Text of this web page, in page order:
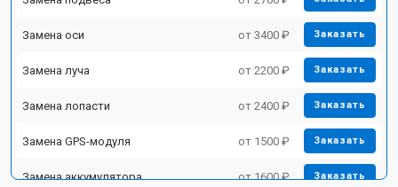
Замена оси от 3400 ₽ Заказать
Замена луча от 2200 ₽ Заказать
Замена лопасти от 2400 ₽ Заказать
Замена GPS-модуля от 1500 ₽ Заказать
Замена аккумулятора от 1600 ₽ Заказать